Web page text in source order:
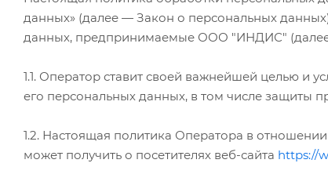
данных» (далее — Закон о персональных
данных, предпринимаемые ООО "ИНДИС"
1.1. Оператор ставит своей важнейшей целью и
его персональных данных, в том числе защиты
1.2. Настоящая политика Оператора в
может получить о посетителях веб-сайта https://